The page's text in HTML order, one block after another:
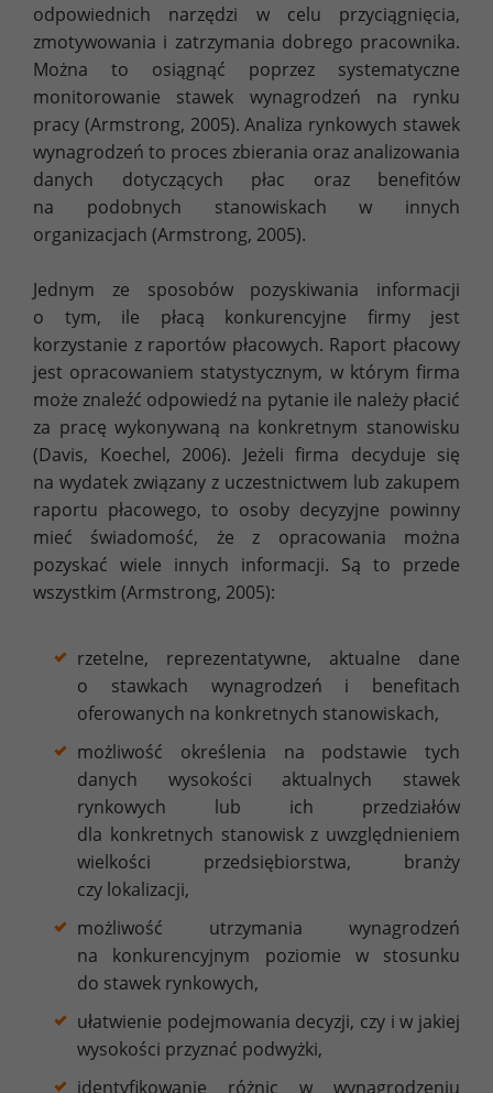
odpowiednich narzędzi w celu przyciągnięcia,
zmotywowania i zatrzymania dobrego pracownika.
Można to osiągnąć poprzez systematyczne
monitorowanie stawek wynagrodzeń na rynku
pracy (Armstrong, 2005). Analiza rynkowych stawek
wynagrodzeń to proces zbierania oraz analizowania
danych dotyczących płac oraz benefitów
na podobnych stanowiskach w innych
organizacjach (Armstrong, 2005).
Jednym ze sposobów pozyskiwania informacji
o tym, ile płacą konkurencyjne firmy jest
korzystanie z raportów płacowych. Raport płacowy
jest opracowaniem statystycznym, w którym firma
może znaleźć odpowiedź na pytanie ile należy płacić
za pracę wykonywaną na konkretnym stanowisku
(Davis, Koechel, 2006). Jeżeli firma decyduje się
na wydatek związany z uczestnictwem lub zakupem
raportu płacowego, to osoby decyzyjne powinny
mieć świadomość, że z opracowania można
pozyskać wiele innych informacji. Są to przede
wszystkim (Armstrong, 2005):
rzetelne, reprezentatywne, aktualne dane
o stawkach wynagrodzeń i benefitach
oferowanych na konkretnych stanowiskach,
możliwość określenia na podstawie tych
danych wysokości aktualnych stawek
rynkowych lub ich przedziałów
dla konkretnych stanowisk z uwzględnieniem
wielkości przedsiębiorstwa, branży
czy lokalizacji,
możliwość utrzymania wynagrodzeń
na konkurencyjnym poziomie w stosunku
do stawek rynkowych,
ułatwienie podejmowania decyzji, czy i w jakiej
wysokości przyznać podwyżki,
identyfikowanie różnic w wynagrodzeniu